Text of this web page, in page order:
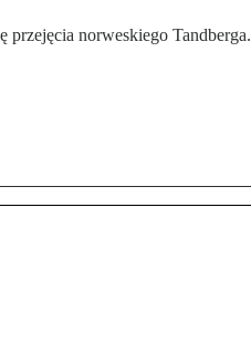
norweskiego Tandberga.